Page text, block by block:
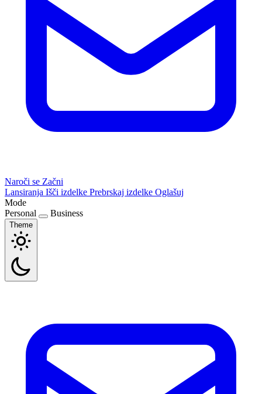
Naroči se Začni
Lansiranja Išči izdelke Prebrskaj izdelke Oglašuj
Mode
Personal
Business
Theme